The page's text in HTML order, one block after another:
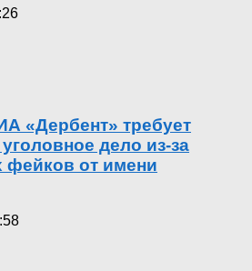
«Дербент» требует
дело из-за
фейков от имени